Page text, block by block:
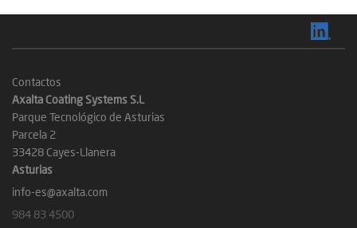
Contactos
Axalta Coating Systems S.L
Parque Tecnológico de Asturias
Parcela 2
33428 Cayes-Llanera
Asturias
info-es@axalta.com
984 83 4500